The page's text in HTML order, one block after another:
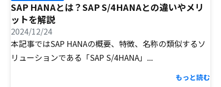
SAP HANAとは？SAP S/4HANAとの違いやメリ
ットを解説
2024/12/24
本記事ではSAP HANAの概要、特徴、名称の類似するソ
リューションである「SAP S/4HANA」...
もっと読む